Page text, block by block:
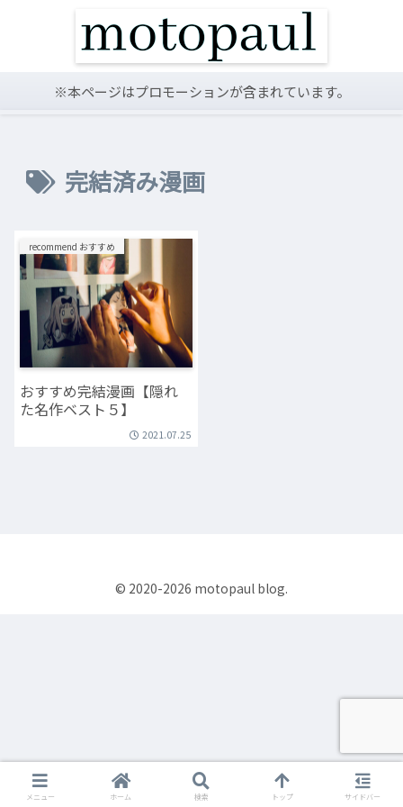
※本ページはプロモーションが含まれています。
完結済み漫画
recommend おすすめ
おすすめ完結漫画【隠れ
た名作ベスト５】
2021.07.25
© 2020-2026 motopaul blog.
メニュー ホーム 検索 トップ サイドバー